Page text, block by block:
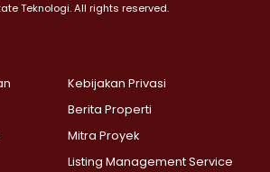
Jakarta Selatan >
Bulus >
Selatan >
Labu >
Teknologi. All rights reserved.
Kebijakan Privasi
Berita Properti
Mitra Proyek
Listing Management Service